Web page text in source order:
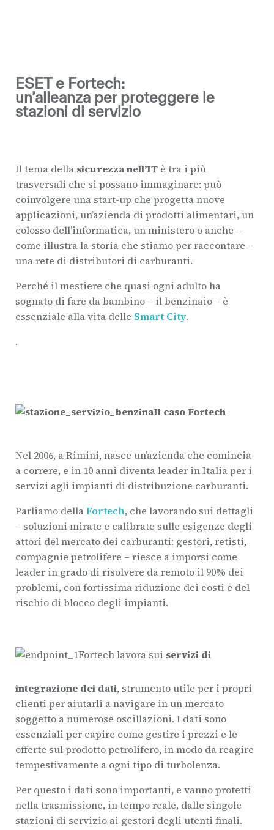
ESET e Fortech:
un’alleanza per proteggere le
stazioni di servizio
Il tema della sicurezza nell’IT è tra i più
trasversali che si possano immaginare: può
coinvolgere una start-up che progetta nuove
applicazioni, un’azienda di prodotti alimentari, un
colosso dell’informatica, un ministero o anche –
come illustra la storia che stiamo per raccontare –
una rete di distributori di carburanti.
Perché il mestiere che quasi ogni adulto ha
sognato di fare da bambino – il benzinaio – è
essenziale alla vita delle Smart City.
.
Il caso Fortech
Nel 2006, a Rimini, nasce un’azienda che comincia
a correre, e in 10 anni diventa leader in Italia per i
servizi agli impianti di distribuzione carburanti.
Parliamo dellaFortech, che lavorando sui dettagli
– soluzioni mirate e calibrate sulle esigenze degli
attori del mercato dei carburanti: gestori, retisti,
compagnie petrolifere – riesce a imporsi come
leader in grado di risolvere da remoto il 90% dei
problemi, con fortissima riduzione dei costi e del
rischio di blocco degli impianti.
Fortech lavora sui servizi di
integrazione dei dati, strumento utile per i propri
clienti per aiutarli a navigare in un mercato
soggetto a numerose oscillazioni. I dati sono
essenziali per capire come gestire i prezzi e le
offerte sul prodotto petrolifero, in modo da reagire
tempestivamente a ogni tipo di turbolenza.
Per questo i dati sono importanti, e vanno protetti
nella trasmissione, in tempo reale, dalle singole
stazioni di servizio ai gestori degli utenti finali.